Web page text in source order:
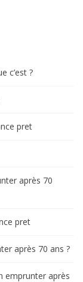
c’est ?
pret
après 70
pret
après 70 ans ?
emprunter après